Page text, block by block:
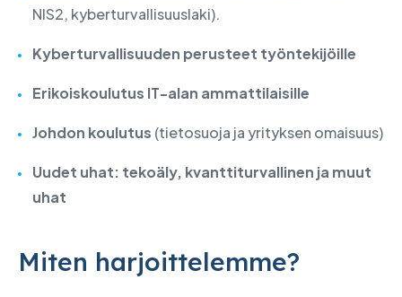
NIS2, kyberturvallisuuslaki).
Kyberturvallisuuden perusteet työntekijöille
Erikoiskoulutus IT-alan ammattilaisille
Johdon koulutus (tietosuoja ja yrityksen omaisuus)
Uudet uhat: tekoäly, kvanttiturvallinen ja muut
uhat
Miten harjoittelemme?